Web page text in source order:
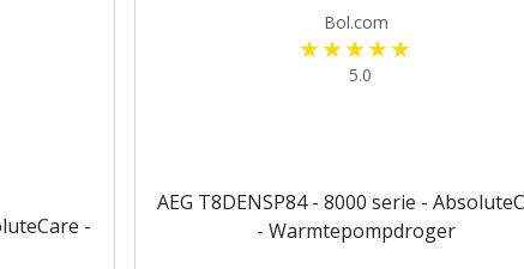
-
Bol.com
5.0
AEG T8DENSP84 - 8000 serie -
- Warmtepompdroger